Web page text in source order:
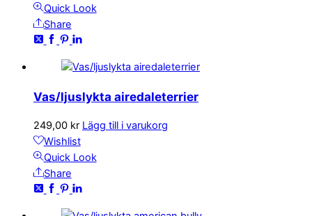
Quick Look
Share
Vas/ljuslykta airedaleterrier
249,00 kr Lägg till i varukorg
Wishlist
Quick Look
Share